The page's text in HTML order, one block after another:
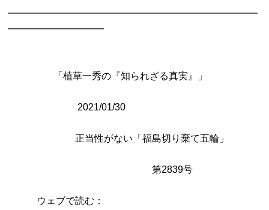
━━━━━━━━━━━━━━━━━━━━━━━━━━
━━━━━━━━━━
第2839号
ウェブで読む：